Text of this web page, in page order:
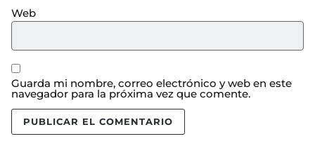
Web
Guarda mi nombre, correo electrónico y web en este
navegador para la próxima vez que comente.